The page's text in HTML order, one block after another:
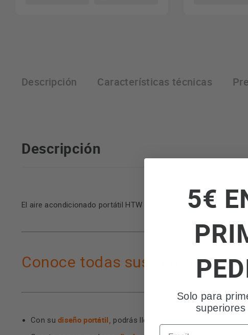
Descripción Características técnicas
Descripción
El aire acondicionado portátil HTW HTWPB026P41WFes la
Conoce todas sus ventajas
Con sudiseño portátil, podrás llevarlo a cualquier habitación
5€
Solo para
Email